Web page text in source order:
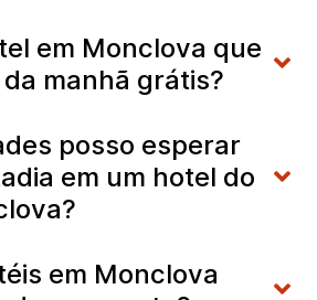
em Monclova que
manhã grátis?
posso esperar
em um hotel do
em Monclova